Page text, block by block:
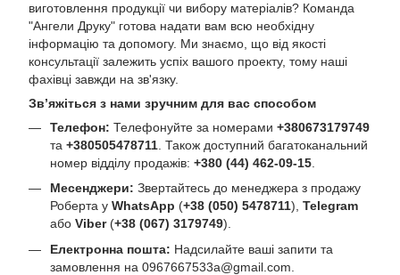
виготовлення продукції чи вибору матеріалів? Команда
"Ангели Друку" готова надати вам всю необхідну
інформацію та допомогу. Ми знаємо, що від якості
консультації залежить успіх вашого проекту, тому наші
фахівці завжди на зв'язку.
Зв’яжіться з нами зручним для вас способом
Телефон: Телефонуйте за номерами +380673179749
та +380505478711 . Також доступний багатоканальний
номер відділу продажів: +380 (44) 462-09-15
Месенджери: Звертайтесь до менеджера з продажу
Роберта у WhatsApp (+38 (050) 5478711), Telegram
або Viber(+38 (067) 3179749).
Електронна пошта: Надсилайте ваші запити та
замовлення на 0967667533a@gmail.com